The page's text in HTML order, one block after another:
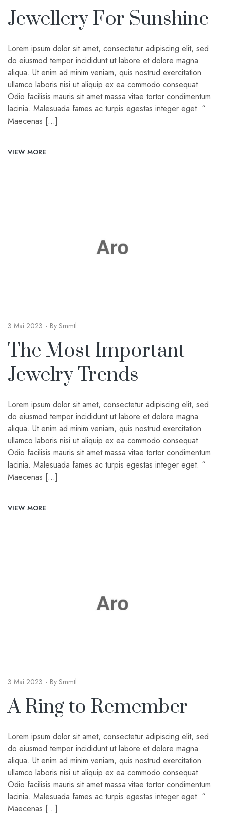
Jewellery For Sunshine
Lorem ipsum dolor sit amet, consectetur adipiscing elit, sed
do eiusmod tempor incididunt ut labore et dolore magna
aliqua. Ut enim ad minim veniam, quis nostrud exercitation
ullamco laboris nisi ut aliquip ex ea commodo consequat.
Odio facilisis mauris sit amet massa vitae tortor condimentum
lacinia. Malesuada fames ac turpis egestas integer eget. “
Maecenas […]
VIEW MORE
3 Mai 2023 By Smmtl
The Most Important
Jewelry Trends
Lorem ipsum dolor sit amet, consectetur adipiscing elit, sed
do eiusmod tempor incididunt ut labore et dolore magna
aliqua. Ut enim ad minim veniam, quis nostrud exercitation
ullamco laboris nisi ut aliquip ex ea commodo consequat.
Odio facilisis mauris sit amet massa vitae tortor condimentum
lacinia. Malesuada fames ac turpis egestas integer eget. “
Maecenas […]
VIEW MORE
3 Mai 2023 By Smmtl
A Ring to Remember
Lorem ipsum dolor sit amet, consectetur adipiscing elit, sed
do eiusmod tempor incididunt ut labore et dolore magna
aliqua. Ut enim ad minim veniam, quis nostrud exercitation
ullamco laboris nisi ut aliquip ex ea commodo consequat.
Odio facilisis mauris sit amet massa vitae tortor condimentum
lacinia. Malesuada fames ac turpis egestas integer eget. “
Maecenas […]